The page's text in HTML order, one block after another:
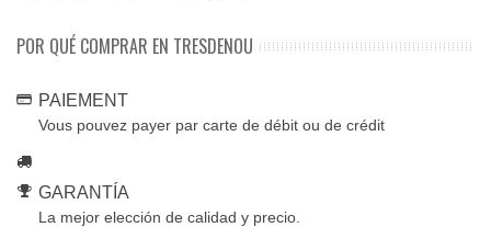
POR QUÉ COMPRAR EN TRESDENOU
PAIEMENT
Vous pouvez payer par carte de débit ou de crédit
GARANTÍA
La mejor elección de calidad y precio.